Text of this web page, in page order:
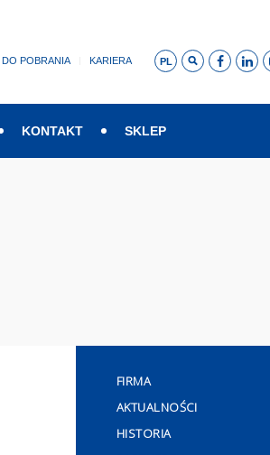
DO POBRANIA KARIERA PL
KONTAKT SKLEP
FIRMA
AKTUALNOŚCI
HISTORIA